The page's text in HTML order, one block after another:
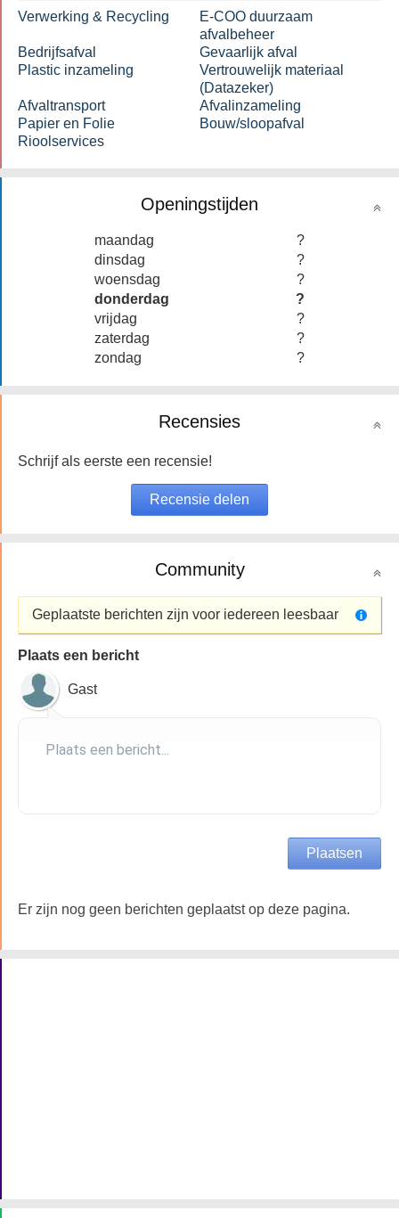
Verwerking & Recycling
E-COO duurzaam
afvalbeheer
Bedrijfsafval
Gevaarlijk afval
Plastic inzameling
Vertrouwelijk materiaal
(Datazeker)
Afvaltransport
Afvalinzameling
Papier en Folie
Bouw/sloopafval
Rioolservices
Openingstijden
maandag
?
dinsdag
?
woensdag
?
donderdag
?
vrijdag
?
zaterdag
?
zondag
?
Recensies
Schrijf als eerste een recensie!
Community
Geplaatste berichten zijn voor iedereen leesbaar
Plaats een bericht
Gast
Er zijn nog geen berichten geplaatst op deze pagina.